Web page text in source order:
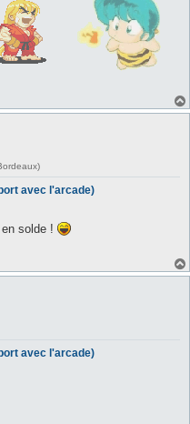
avec l'arcade)
solde !
avec l'arcade)